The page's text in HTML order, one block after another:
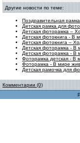
Другие новости по теме:
Поздравительная
Детская рамка для
Детская фоторамка –
Детская фотокнига - В
Детская фотокнига –
Детская фоторамка - В
Детская фоторамка - В
Фоторамка детская - В
Фоторамка - В мире
Детская рамочка для
Комментарии (0)